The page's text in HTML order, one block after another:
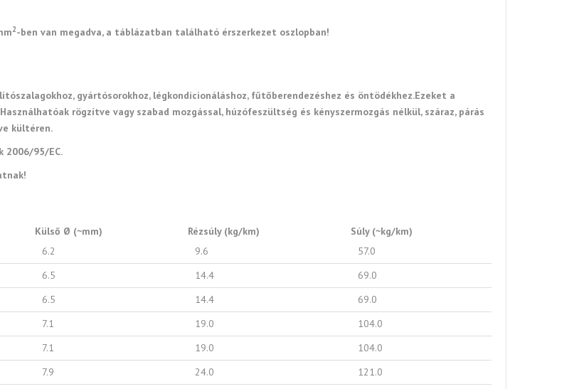
2-ben van megadva, a táblázatban található érszerkezet oszlopban!
gyártósorokhoz, légkondicionáláshoz, fűtőberendezéshez és öntödékhez.Ezeket a
rögzítve vagy szabad mozgással, húzófeszültség és kényszermozgás nélkül, száraz, párás
kültéren.
2006/95/EC.
Külső Ø (~mm) Rézsúly (kg/km)
Súly (~kg/km)
6.2 9.6
57.0
6.5 14.4
69.0
6.5 14.4
69.0
7.1 19.0
104.0
7.1 19.0
104.0
7.9 24.0
121.0